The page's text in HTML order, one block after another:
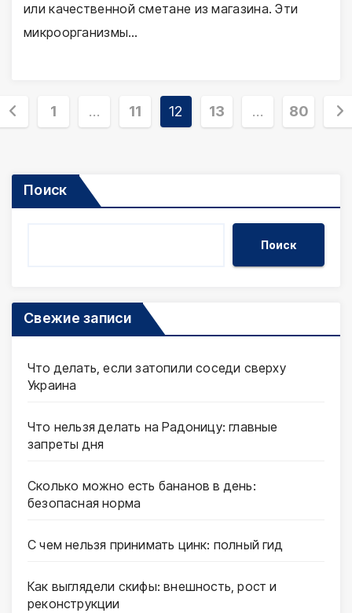
или качественной сметане из магазина. Эти
микроорганизмы…
1 … 11 12 13 … 80
Поиск
Поиск
Свежие записи
Что делать, если затопили соседи сверху
Украина
Что нельзя делать на Радоницу: главные
запреты дня
Сколько можно есть бананов в день:
безопасная норма
С чем нельзя принимать цинк: полный гид
Как выглядели скифы: внешность, рост и
реконструкции